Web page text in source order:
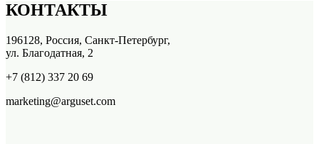
КОНТАКТЫ
196128, Россия, Санкт-Петербург,
ул. Благодатная, 2
+7 (812) 337 20 69
marketing@arguset.com